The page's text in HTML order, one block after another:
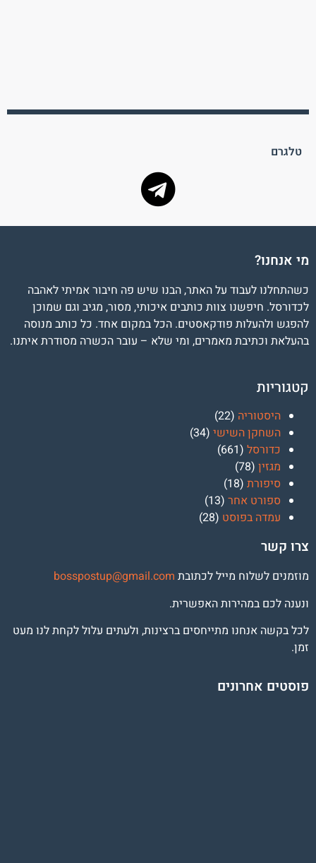
טלגרם
מי אנחנו?
כשהתחלנו לעבוד על האתר, הבנו שיש פה חיבור אמיתי לאהבה
לכדורסל. חיפשנו צוות כותבים איכותי, מסור, מגיב וגם שמוכן
להפגש ולהעלות פודקאסטים. הכל במקום אחד. כל כותב מנוסה
בהעלאת וכתיבת מאמרים, ומי שלא – עובר הכשרה מסודרת איתנו.
קטגוריות
היסטוריה (22)
השחקן השישי (34)
כדורסל (661)
מגזין (78)
סיפורת (18)
ספורט אחר (13)
עמדה בפוסט (28)
צרו קשר
מוזמנים לשלוח מייל לכתובת bosspostup@gmail.com
ונענה לכם במהירות האפשרית.
לכל בקשה אנחנו מתייחסים ברצינות, ולעתים עלול לקחת לנו מעט
זמן.
פוסטים אחרונים